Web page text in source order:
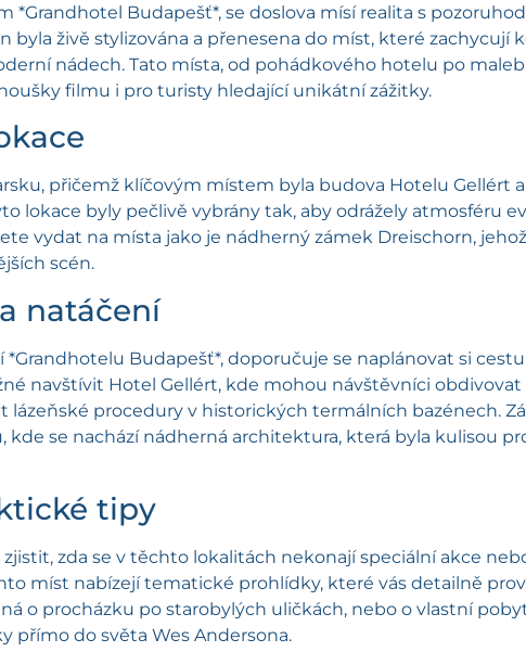
*Grandhotel Budapešť*, se doslova mísí realita s
byla živě stylizována a přenesena do míst, které zachycují
nádech. Tato místa, od pohádkového hotelu po
filmu i pro turisty hledající unikátní zážitky.
přičemž klíčovým místem byla budova Hotelu Gellért
lokace byly pečlivě vybrány tak, aby odrážely atmosféru
vydat na místa jako je nádherný zámek Dreischorn,
scén.
natáčení
Budapešť*, doporučuje se naplánovat si
navštívit Hotel Gellért, kde mohou návštěvníci obdivovat
procedury v historických termálních bazénech.
kde se nachází nádherná architektura, která byla kulisou
tipy
zda se v těchto lokalitách nekonají speciální akce
míst nabízejí tematické prohlídky, které vás detailně
o procházku po starobylých uličkách, nebo o vlastní
přímo do světa Wes Andersona.